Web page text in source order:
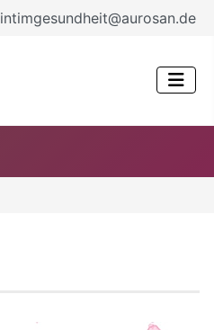
intimgesundheit@aurosan.de